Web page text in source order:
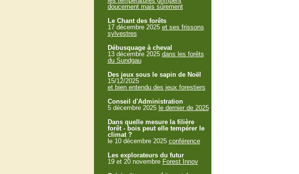
doucement mais sûrement
Le Chant des forêts
17 décembre 2025 et ses frissons
sylvestres
Débusquage à cheval
13 décembre 2025 dans les forêts
du Sundgau
Des jeux sous le sapin de Noël
15/12/2025
et bien entendu des jeux forestiers
Conseil d'Administration
5 décembre 2025 le dernier de 2025
Dans quelle mesure la filière
forêt - bois peut elle tempérer le
climat ?
le 10 décembre 2025 conférence
Les explorateurs du futur
19 et 20 novembre Forest Innov